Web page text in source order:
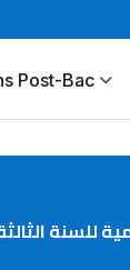
Post-Bac
للسنة